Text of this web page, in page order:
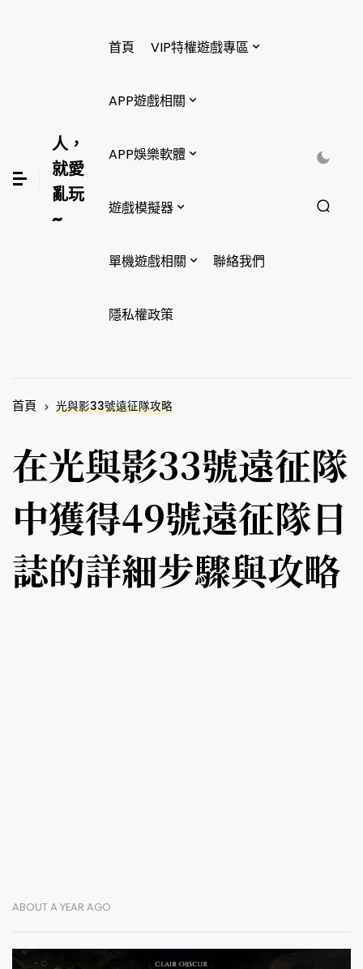
人，
就愛
亂玩
~
首頁 VIP特權遊戲專區
APP遊戲相關
APP娛樂軟體
遊戲模擬器
單機遊戲相關 聯絡我們
隱私權政策
首頁 光與影33號遠征隊攻略
在光與影33號遠征隊
中獲得49號遠征隊日
誌的詳細步驟與攻略
ABOUT A YEAR AGO